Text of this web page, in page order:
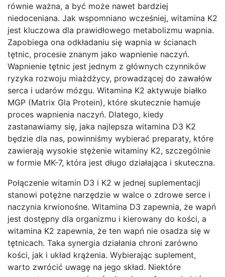
równie ważna, a być może nawet bardziej
niedoceniana. Jak wspomniano wcześniej, witamina K2
jest kluczowa dla prawidłowego metabolizmu wapnia.
Zapobiega ona odkładaniu się wapnia w ścianach
tętnic, procesie znanym jako wapnienie naczyń.
Wapnienie tętnic jest jednym z głównych czynników
ryzyka rozwoju miażdżycy, prowadzącej do zawałów
serca i udarów mózgu. Witamina K2 aktywuje białko
MGP (Matrix Gla Protein), które skutecznie hamuje
proces wapnienia naczyń. Dlatego, kiedy
zastanawiamy się, jaka najlepsza witamina D3 K2
będzie dla nas, powinniśmy wybierać preparaty, które
zawierają wysokie stężenie witaminy K2, szczególnie
w formie MK-7, która jest długo działająca i skuteczna.
Połączenie witamin D3 i K2 w jednej suplementacji
stanowi potężne narzędzie w walce o zdrowe serce i
naczynia krwionośne. Witamina D3 zapewnia, że wapń
jest dostępny dla organizmu i kierowany do kości, a
witamina K2 zapewnia, że ten wapń nie osadza się w
tętnicach. Taka synergia działania chroni zarówno
kości, jak i układ krążenia. Wybierając suplement,
warto zwrócić uwagę na jego skład. Niektóre